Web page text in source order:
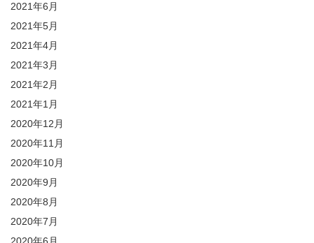
2021年6月
2021年5月
2021年4月
2021年3月
2021年2月
2021年1月
2020年12月
2020年11月
2020年10月
2020年9月
2020年8月
2020年7月